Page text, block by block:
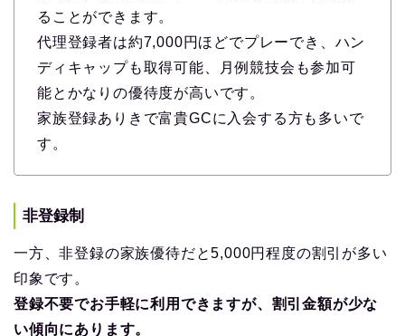
ることができます。
代理登録者は約7,000円ほどでプレーでき、ハン
ディキャップも取得可能、月例競技会も参加可
能とかなりの優待度が高いです。
家族登録ありきで富貴GCに入会する方も多いで
す。
非登録制
一方、非登録の家族優待だと5,000円程度の割引が多い
印象です。
登録不要でお手軽に利用できますが、割引金額が少な
い傾向にあります。